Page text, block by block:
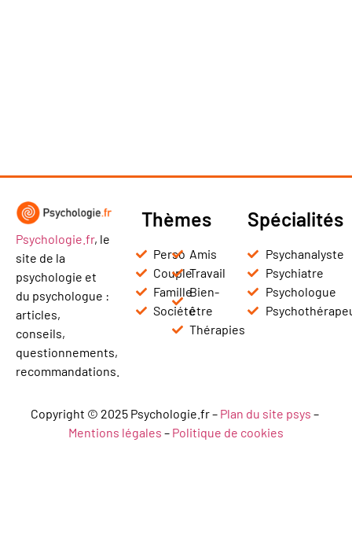
Psychologie.fr, le
site de la
psychologie et
du psychologue :
articles,
conseils,
questionnements,
recommandations.
Thèmes
Perso
Couple
Famille
Société
Amis
Travail
Bien-
être
Thérapies
Spécialités
Psychanalyste
Psychiatre
Psychologue
Copyright © 2025 Psychologie.fr – Plan du site psys –
Mentions légales – Politique de cookies